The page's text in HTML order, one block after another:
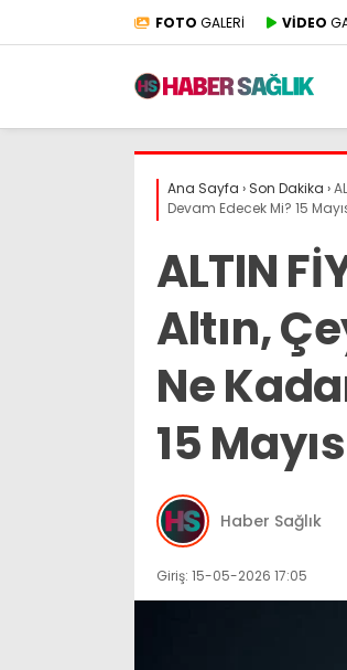
FOTO GALERİ VİDEO
Ana Sayfa › Son Dakika ›
Devam Edecek Mi? 15
ALTIN
Altın,
Ne
15
Haber Sağlık
Giriş: 15-05-2026 17:05